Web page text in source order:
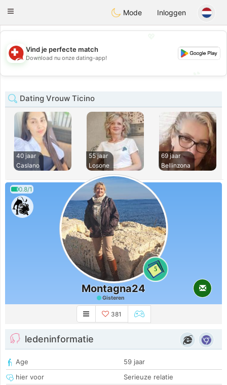
Suissi
Toggle
Mode Inloggen
💖
💕
Vind je perfecte match
Download nu onze dating-app!
Dating Vrouw Ticino
40 jaar
Caslano
55 jaar
Losone
69 jaar
Bellinzona
0.8/1
5
Montagna24
Gisteren
381
ledeninformatie
Age
59 jaar
hier voor
Serieuze relatie